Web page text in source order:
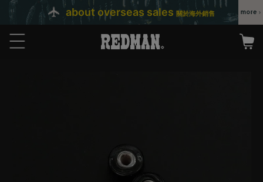
about overseas sales 關於海外銷售